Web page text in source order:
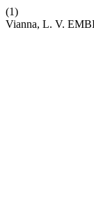
(1)
Vianna, L. V.